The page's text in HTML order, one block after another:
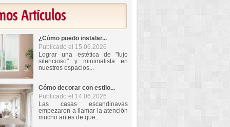
Artículos
¿Cómo puedo instalar...
Publicado el 15.06.2026
Lograr una estética de "lujo
silencioso" y minimalista en
nuestros espacios...
Cómo decorar con estilo...
Publicado el 14.06.2026
Las casas escandinavas
empezaron a llamar la atención
mucho antes de que...